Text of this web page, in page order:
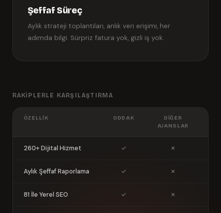
Şeffaf Süreç
Aylık strateji toplantıları, anlık veri erişimi, her
adımda bilgi. Sürpriz fatura yok, gizli iş yok.
RAKIPLERLE KARŞILAŞTIRMA
ÖZELLIK ODDAK
DIĞER
AJANSLAR
260+ Dijital Hizmet ✓ ✗
Aylık Şeffaf Raporlama ✓ ✗
81 İle Yerel SEO ✓ ✗